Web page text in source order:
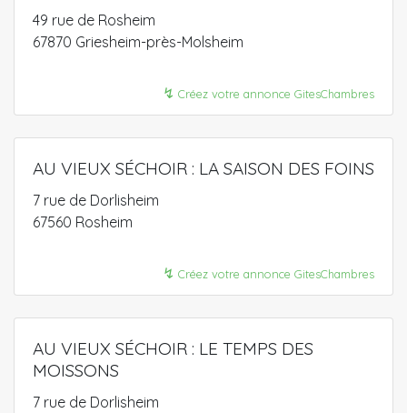
49 rue de Rosheim
67870 Griesheim-près-Molsheim
↯ Créez votre annonce GitesChambres
AU VIEUX SÉCHOIR : LA SAISON DES FOINS
7 rue de Dorlisheim
67560 Rosheim
↯ Créez votre annonce GitesChambres
AU VIEUX SÉCHOIR : LE TEMPS DES
MOISSONS
7 rue de Dorlisheim